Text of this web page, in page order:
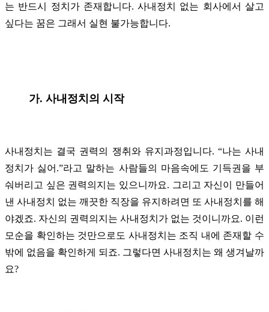
는 반드시 정치가 존재합니다. 사내정치 없는 회사에서 살고
싶다는 꿈은 그래서 실현 불가능합니다.
가. 사내정치의 시작
사내정치는 결국 권력의 쟁취와 유지과정입니다. “나는 사내
정치가 싫어.”라고 말하는 사람들의 마음속에도 기득권을 부
숴버리고 싶은 권력의지는 있으니까요. 그리고 자신이 만들어
낸 사내정치 없는 깨끗한 직장을 유지하려면 또 사내정치를 해
야겠죠. 자신의 권력의지는 사내정치가 없는 것이니까요. 이런
모순을 확인하는 것만으로도 사내정치는 조직 내에 존재할 수
밖에 없음을 확인하게 되죠. 그렇다면 사내정치는 왜 생겨날까
요?